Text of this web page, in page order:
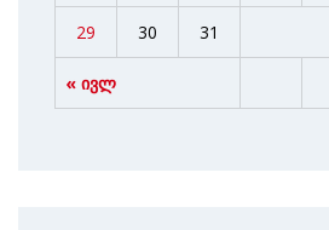
« ივლ
29 30 31